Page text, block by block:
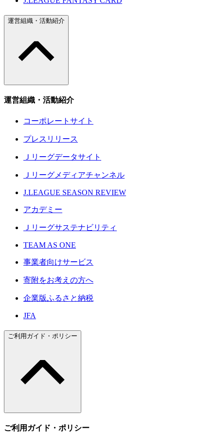
運営組織・活動紹介
運営組織・活動紹介
コーポレートサイト
プレスリリース
Ｊリーグデータサイト
Ｊリーグメディアチャンネル
J.LEAGUE SEASON REVIEW
アカデミー
Ｊリーグサステナビリティ
TEAM AS ONE
事業者向けサービス
寄附をお考えの方へ
企業版ふるさと納税
JFA
ご利用ガイド・ポリシー
ご利用ガイド・ポリシー